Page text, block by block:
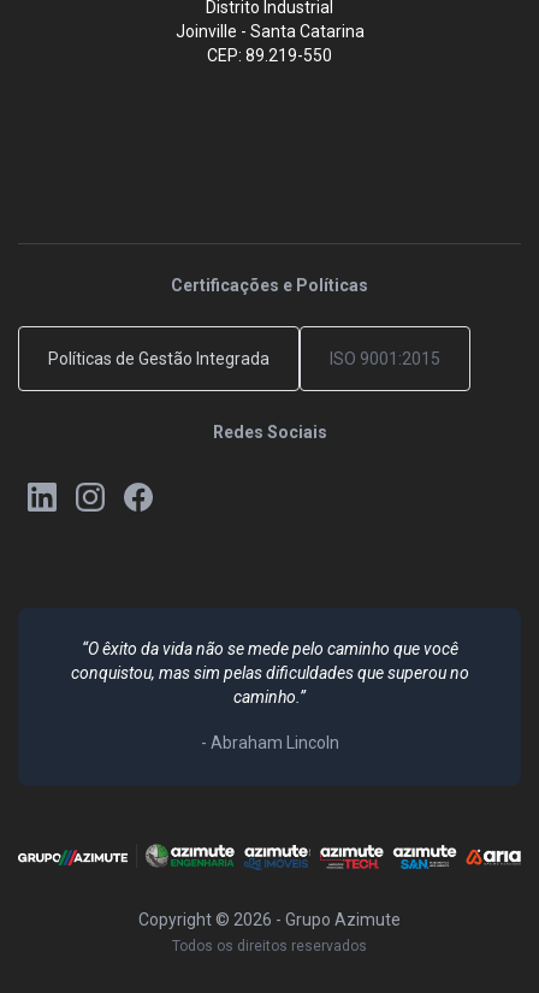
Distrito Industrial
Joinville - Santa Catarina
CEP: 89.219-550
Certificações e Políticas
Políticas de Gestão Integrada ISO 9001:2015
Redes Sociais
“O êxito da vida não se mede pelo caminho que você
conquistou, mas sim pelas dificuldades que superou no
caminho.”
- Abraham Lincoln
Copyright © 2026 - Grupo Azimute
Todos os direitos reservados